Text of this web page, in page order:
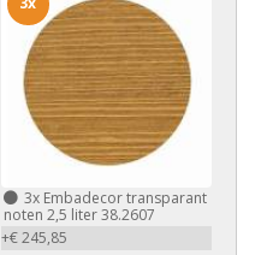
3xEmbadecor transparant
noten 2,5 liter 38.2607
+€ 245,85